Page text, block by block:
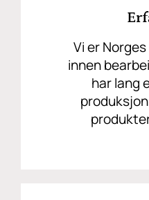
Vi er
innen
har lang